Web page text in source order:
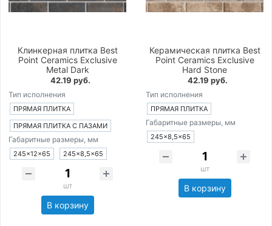
Клинкерная плитка Best
Point Ceramics Exclusive
Metal Dark
42.19 руб.
Тип исполнения
ПРЯМАЯ ПЛИТКА
ПРЯМАЯ ПЛИТКА С ПАЗАМИ
Габаритные размеры, мм
245×12×65 245×8,5×65
шт
В корзину
Керамическая плитка Best
Point Ceramics Exclusive
Hard Stone
42.19 руб.
Тип исполнения
ПРЯМАЯ ПЛИТКА
Габаритные размеры, мм
245×8,5×65
шт
В корзину